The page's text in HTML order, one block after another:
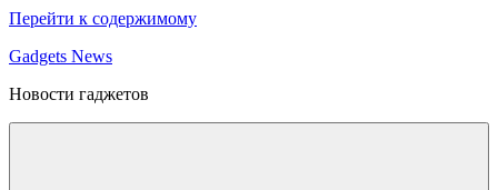
Перейти к содержимому
Gadgets News
Новости гаджетов